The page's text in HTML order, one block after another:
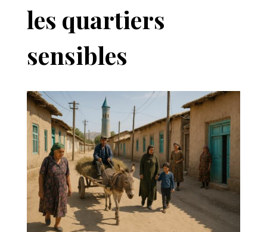
les quartiers
sensibles